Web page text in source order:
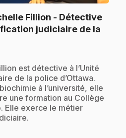
Fillion - Détective
judiciaire de la
est détective à l’Unité
de la police d’Ottawa.
à l’université, elle
une formation au Collège
Elle exerce le métier